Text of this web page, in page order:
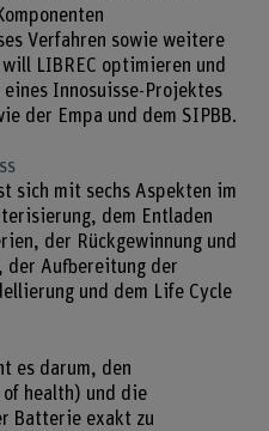
Verfahren sowie weitere
LIBREC optimieren und
Innosuisse-Projektes
der Empa und dem SIPBB.
sich mit sechs Aspekten im
dem Entladen
der Rückgewinnung und
der Aufbereitung der
und dem Life Cycle
es darum, den
health) und die
Batterie exakt zu